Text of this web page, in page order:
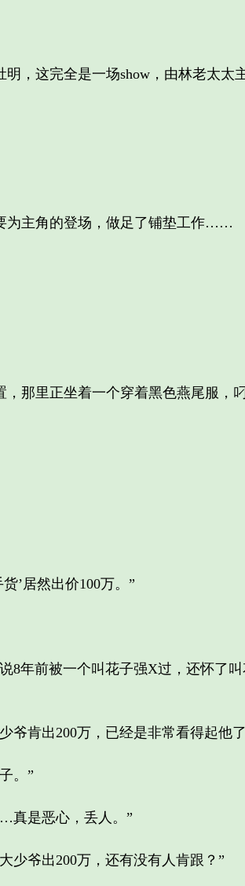
这完全是一场show，由林老太太
主角的登场，做足了铺垫工作……
里正坐着一个穿着黑色燕尾服，
’居然出价100万。”
年前被一个叫花子强X过，还怀了叫
肯出200万，已经是非常看得起他
。”
是恶心，丢人。”
爷出200万，还有没有人肯跟？”